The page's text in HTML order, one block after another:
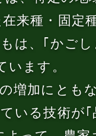
来種・固定
は、｢かご
います。
増加にとも
いる技術が｢